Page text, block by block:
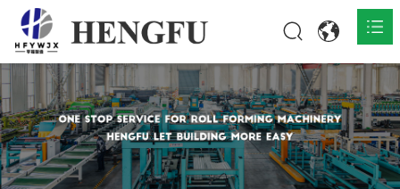
Home
Products 
About 